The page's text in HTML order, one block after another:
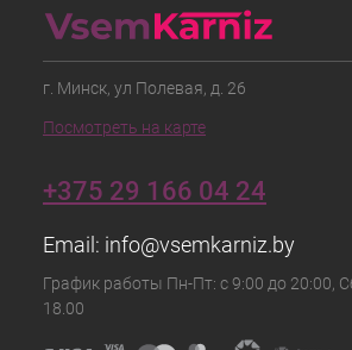
г. Минск, ул Полевая, д. 26
Посмотреть на карте
+375 29 166 04 24
Email: info@vsemkarniz.by
График работы Пн-Пт: с 9:00 до 20:00,
18.00